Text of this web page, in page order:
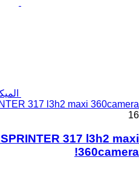
317 l3h2 maxi 360camera!
16
317 l3h2 maxi
360camera!